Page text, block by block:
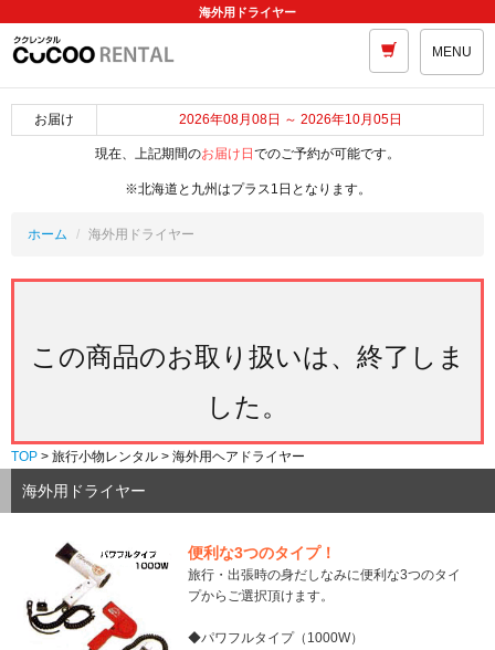
海外用ドライヤー
MENU
お届け 2026年08月08日 ～ 2026年10月05日
現在、上記期間のお届け日 でのご予約が可能です。
※北海道と九州はプラス1日となります。
ホーム 海外用ドライヤー
この商品のお取り扱いは、終了しま
した。
TOP > 旅行小物レンタル > 海外用ヘアドライヤー
海外用ドライヤー
便利な3つのタイプ！
旅行・出張時の身だしなみに便利な3つのタイ
プからご選択頂けます。
◆パワフルタイプ（1000W）